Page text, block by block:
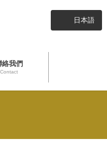
絡我們
Contact
日本語